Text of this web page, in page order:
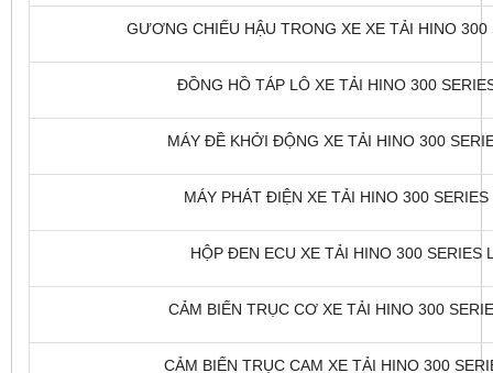
GƯƠNG CHIẾU HẬU TRONG XE XE TẢI HINO
ĐỒNG HỒ TÁP LÔ XE TẢI HINO 300
MÁY ĐỀ KHỞI ĐỘNG XE TẢI HINO 300
MÁY PHÁT ĐIỆN XE TẢI HINO 300
HỘP ĐEN ECU XE TẢI HINO 300 SERIES
CẢM BIẾN TRỤC CƠ XE TẢI HINO 300
CẢM BIẾN TRỤC CAM XE TẢI HINO 300